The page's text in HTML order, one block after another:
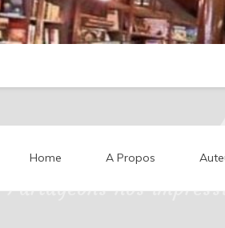
Partageons nos
Home A Propos